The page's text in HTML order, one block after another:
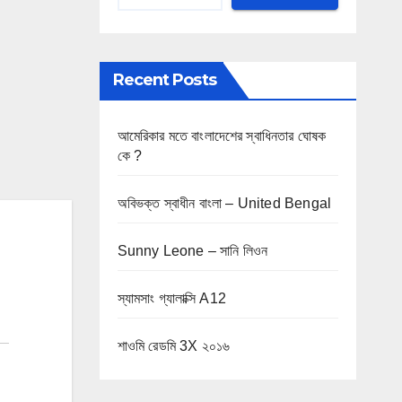
Recent Posts
আমেরিকার মতে বাংলাদেশের স্বাধিনতার ঘোষক
কে ?
অবিভক্ত স্বাধীন বাংলা – United Bengal
Sunny Leone – সানি লিওন
স্যামসাং গ্যালাক্সি A12
শাওমি রেডমি 3X ২০১৬